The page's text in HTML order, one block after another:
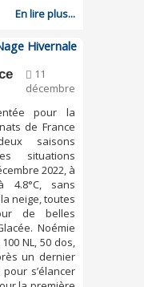
En lire plus...
11
décembre
pour la
de France
saisons
situations
2022, à
sans
neige, toutes
de belles
Noémie
NL, 50 dos,
un dernier
s’élancer